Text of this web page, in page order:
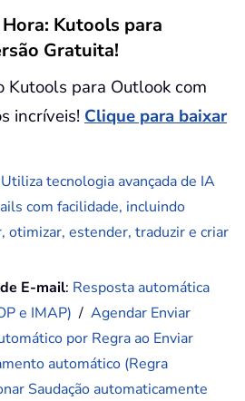
Kutools para
Gratuita!
Kutools para Outlook com
incríveis! Clique para baixar
Utiliza tecnologia avançada de IA
com facilidade, incluindo
otimizar, estender, traduzir e criar
E-mail: Resposta automática
e IMAP) /Agendar Enviar
por Regra ao Enviar
automático (Regra
Saudação automaticamente